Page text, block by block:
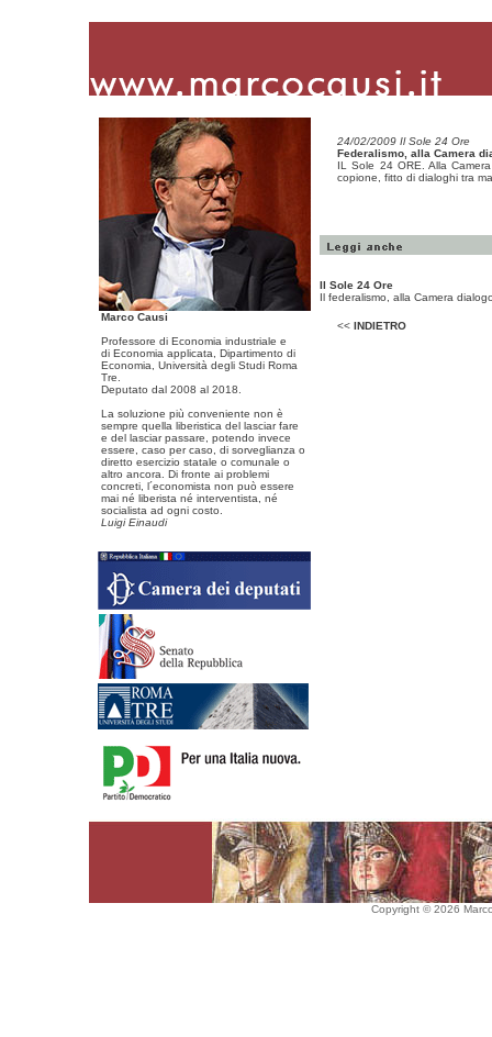
Marco Causi
Professore di Economia industriale e
di Economia applicata, Dipartimento di
Economia, Università degli Studi Roma
Tre.
Deputato dal 2008 al 2018.
La soluzione più conveniente non è
sempre quella liberistica del lasciar fare
e del lasciar passare, potendo invece
essere, caso per caso, di sorveglianza o
diretto esercizio statale o comunale o
altro ancora. Di fronte ai problemi
concreti, l´economista non può essere
mai né liberista né interventista, né
socialista ad ogni costo.
Luigi Einaudi
24/02/2009 Il Sole 24 Ore
Federalismo, alla Camera
IL Sole 24 ORE. Alla
copione, fitto di dialoghi tra
Il Sole 24 Ore
Il federalismo, alla Camera
<< INDIETRO
Copyright © 2026